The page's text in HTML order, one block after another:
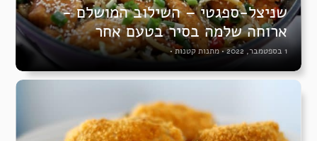
שניצל-ספגטי – השילוב המושלם -
ארוחה שלמה בסיר בטעם אחר
1 בספטמבר, 2022 • מתנות קטנות •